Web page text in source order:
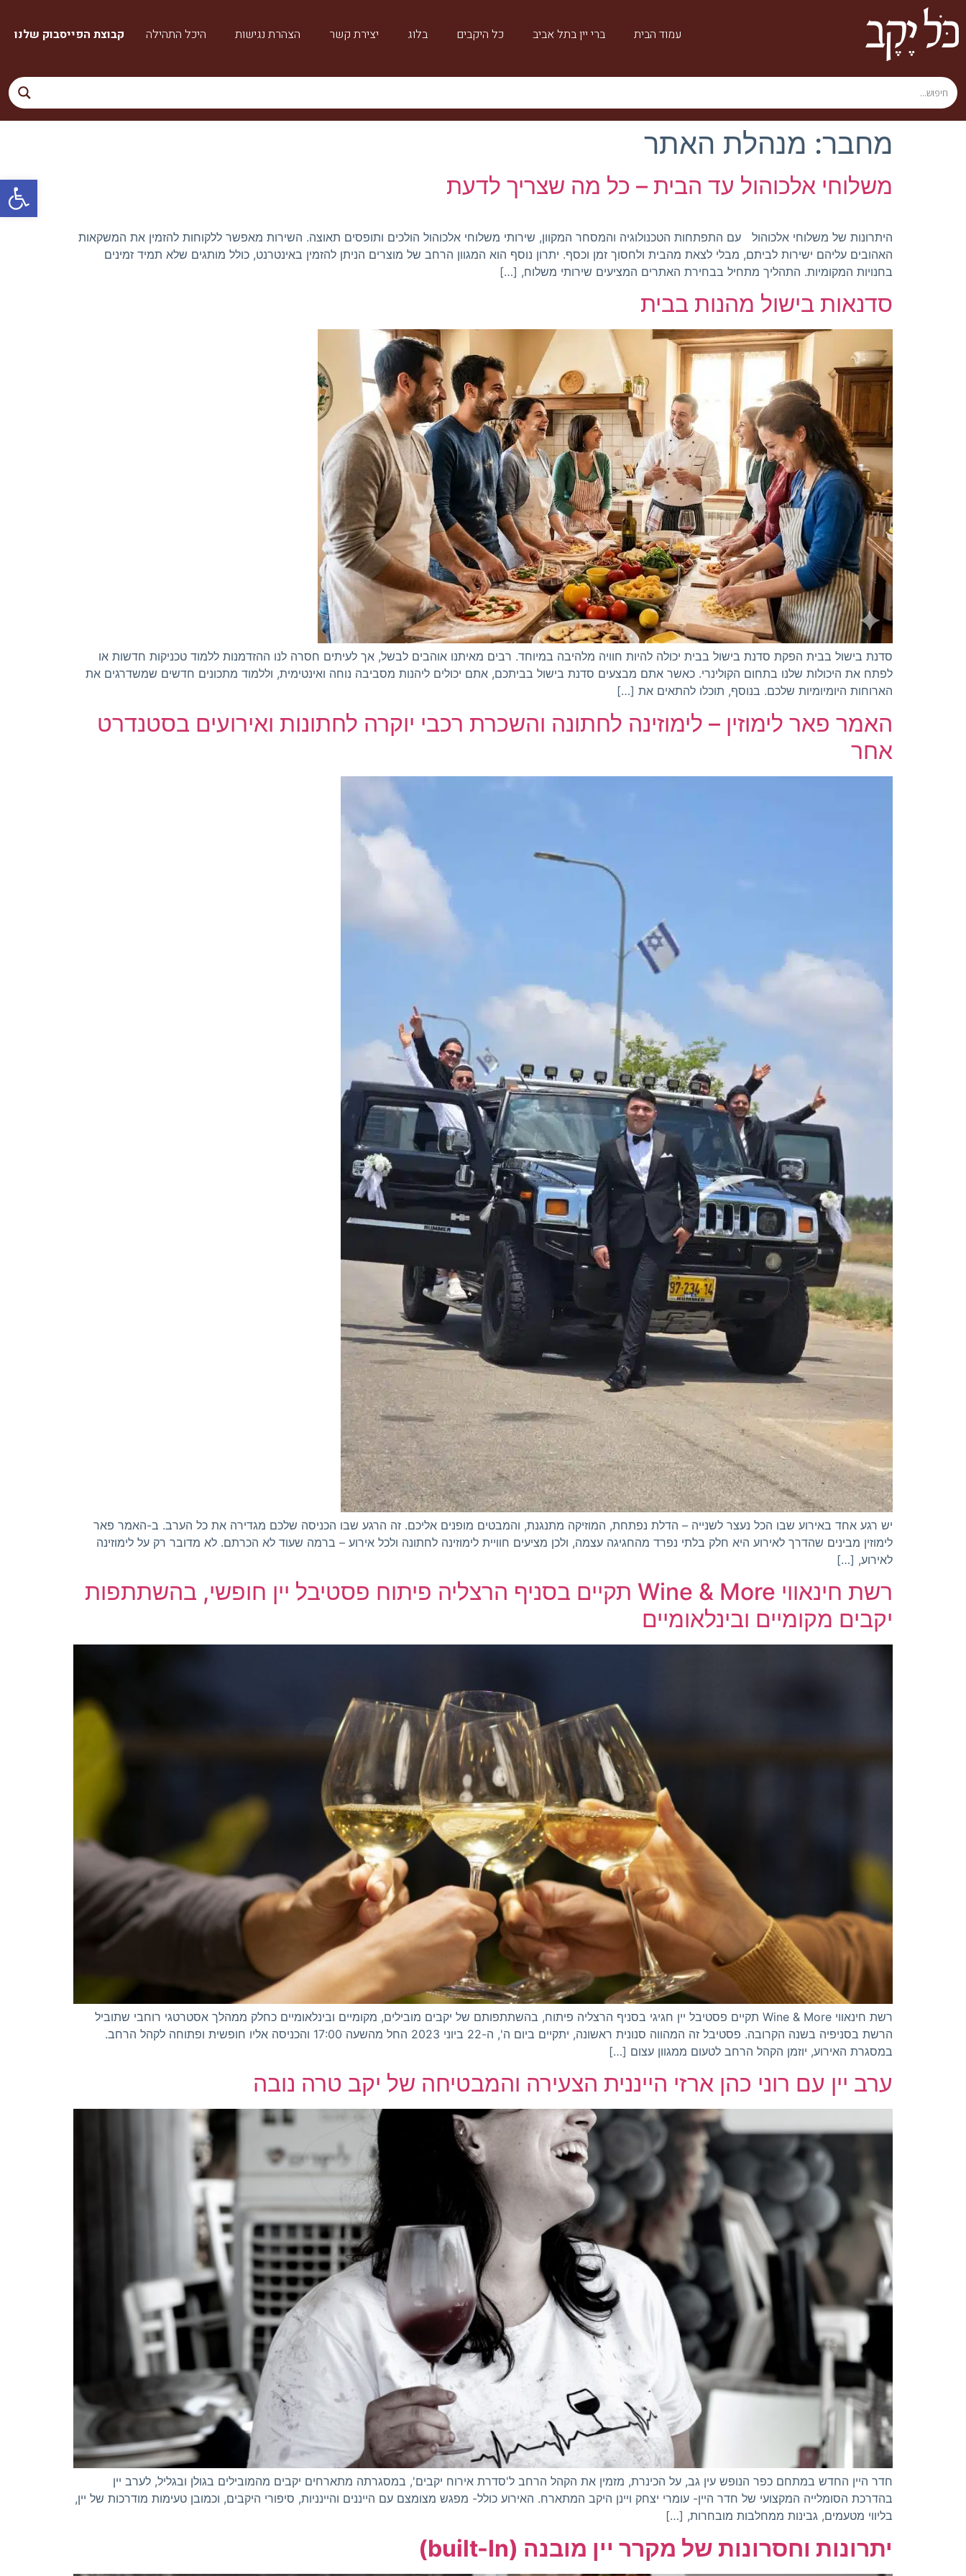
עמוד הבית ברי יין בתל אביב כל היקבים בלוג יצירת קשר הצהרת נגישות היכל התהילה קבוצת הפייסבוק שלנו
מחבר: מנהלת האתר
משלוחי אלכוהול עד הבית – כל מה שצריך לדעת
היתרונות של משלוחי אלכוהול עם התפתחות הטכנולוגיה והמסחר המקוון, שירותי משלוחי אלכוהול הולכים ותופסים תאוצה. השירות מאפשר ללקוחות להזמין את המשקאות
האהובים עליהם ישירות לביתם, מבלי לצאת מהבית ולחסוך זמן וכסף. יתרון נוסף הוא המגוון הרחב של מוצרים הניתן להזמין באינטרנט, כולל מותגים שלא תמיד זמינים
בחנויות המקומיות. התהליך מתחיל בבחירת האתרים המציעים שירותי משלוח, […]
סדנאות בישול מהנות בבית
סדנת בישול בבית הפקת סדנת בישול בבית יכולה להיות חוויה מלהיבה במיוחד. רבים מאיתנו אוהבים לבשל, אך לעיתים חסרה לנו ההזדמנות ללמוד טכניקות חדשות או
לפתח את היכולות שלנו בתחום הקולינרי. כאשר אתם מבצעים סדנת בישול בביתכם, אתם יכולים ליהנות מסביבה נוחה ואינטימית, וללמוד מתכונים חדשים שמשדרגים את
הארוחות היומיומיות שלכם. בנוסף, תוכלו להתאים את […]
האמר פאר לימוזין – לימוזינה לחתונה והשכרת רכבי יוקרה לחתונות ואירועים בסטנדרט
אחר
יש רגע אחד באירוע שבו הכל נעצר לשנייה – הדלת נפתחת, המוזיקה מתנגנת, והמבטים מופנים אליכם. זה הרגע שבו הכניסה שלכם מגדירה את כל הערב. ב-האמר פאר
לימוזין מבינים שהדרך לאירוע היא חלק בלתי נפרד מהחגיגה עצמה, ולכן מציעים חוויית לימוזינה לחתונה ולכל אירוע – ברמה שעוד לא הכרתם. לא מדובר רק על לימוזינה
לאירוע, […]
רשת חינאווי Wine & More תקיים בסניף הרצליה פיתוח פסטיבל יין חופשי, בהשתתפות
יקבים מקומיים ובינלאומיים
רשת חינאווי Wine & More תקיים פסטיבל יין חגיגי בסניף הרצליה פיתוח, בהשתתפותם של יקבים מובילים, מקומיים ובינלאומיים כחלק ממהלך אסטרטגי רוחבי שתוביל
הרשת בסניפיה בשנה הקרובה. פסטיבל זה המהווה סנונית ראשונה, יתקיים ביום ה', ה-22 ביוני 2023 החל מהשעה 17:00 והכניסה אליו חופשית ופתוחה לקהל הרחב.
במסגרת האירוע, יוזמן הקהל הרחב לטעום ממגוון עצום […]
ערב יין עם רוני כהן ארזי הייננית הצעירה והמבטיחה של יקב טרה נובה
חדר היין החדש במתחם כפר הנופש עין גב, על הכינרת, מזמין את הקהל הרחב ל'סדרת אירוח יקבים', במסגרתה מתארחים יקבים מהמובילים בגולן ובגליל, לערב יין
בהדרכת הסומלייה המקצועי של חדר היין- עומרי יצחק ויינן היקב המתארח. האירוע כולל- מפגש מצומצם עם הייננים והיינניות, סיפורי היקבים, וכמובן טעימות מודרכות של יין,
בליווי מטעמים, גבינות ממחלבות מובחרות, […]
יתרונות וחסרונות של מקרר יין מובנה (built-In)
פתח